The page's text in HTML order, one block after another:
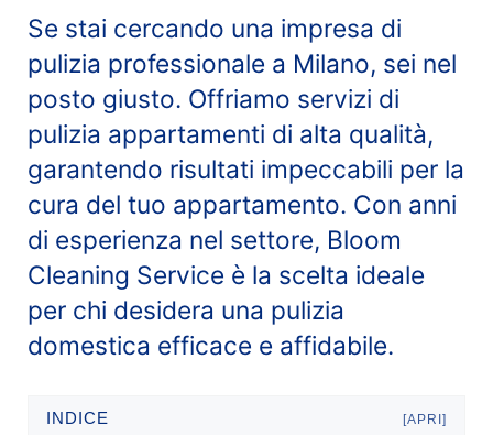
Se stai cercando una impresa di
pulizia professionale a Milano, sei nel
posto giusto. Offriamo servizi di
pulizia appartamenti di alta qualità,
garantendo risultati impeccabili per la
cura del tuo appartamento. Con anni
di esperienza nel settore, Bloom
Cleaning Service è la scelta ideale
per chi desidera una pulizia
domestica efficace e affidabile.
INDICE [APRI]